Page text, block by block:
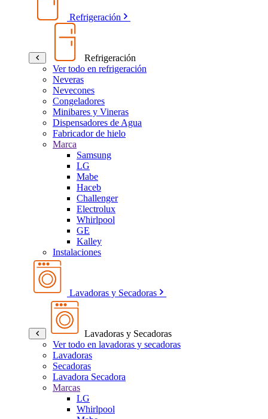
Refrigeración
Refrigeración
Ver todo en refrigeración
Neveras
Nevecones
Congeladores
Minibares y Vineras
Dispensadores de Agua
Fabricador de hielo
Marca
Samsung
LG
Mabe
Haceb
Challenger
Electrolux
Whirlpool
GE
Kalley
Instalaciones
Lavadoras y Secadoras
Lavadoras y Secadoras
Ver todo en lavadoras y secadoras
Lavadoras
Secadoras
Lavadora Secadora
Marcas
LG
Whirlpool